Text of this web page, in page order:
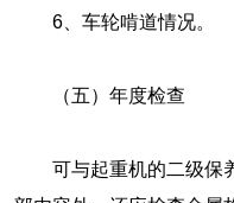
6、车轮啃道情况。
（五）年度检查
可与起重机的二级保养